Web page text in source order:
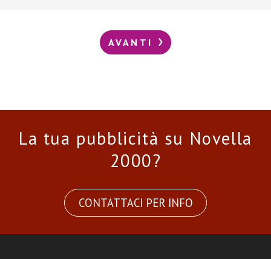
AVANTI
La tua pubblicità su Novella
2000?
CONTATTACI PER INFO